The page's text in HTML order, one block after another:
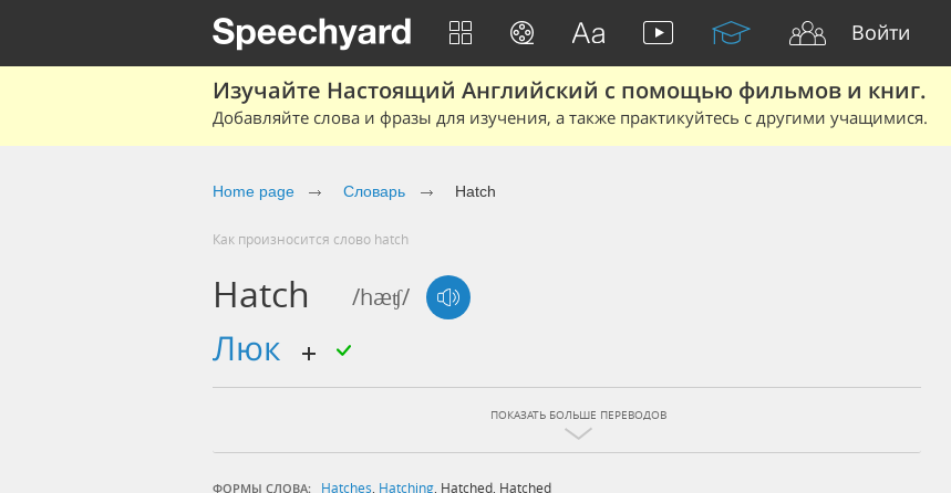
Войти
Изучайте Настоящий Английский с помощью фильмов и книг.
Добавляйте слова и фразы для изучения, а также практикуйтесь с другими учащимися.
Home page Словарь Hatch
Как произносится слово hatch
Hatch /hæʧ/
люк
ПОКАЗАТЬ БОЛЬШЕ ПЕРЕВОДОВ
ФОРМЫ СЛОВА: Hatches Hatching Hatched Hatched